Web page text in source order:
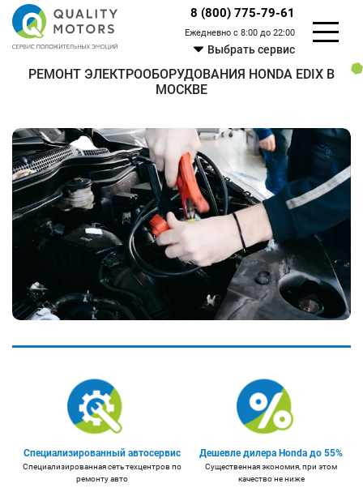
8 (800) 775-79-61
Ежедневно с 8:00 до 22:00
Выбрать сервис
РЕМОНТ ЭЛЕКТРООБОРУДОВАНИЯ HONDA EDIX В
МОСКВЕ
Специализированный автосервис
Специализированная сеть техцентров по
ремонту авто
Дешевле дилера Honda до 55%
Существенная экономия, при этом
качество не ниже